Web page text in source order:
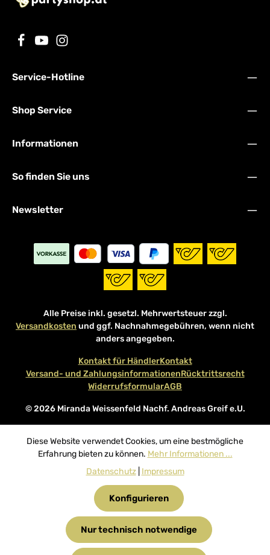
Service-Hotline
Shop Service
Informationen
So finden Sie uns
Newsletter
Alle Preise inkl. gesetzl. Mehrwertsteuer zzgl.
Versandkosten und ggf. Nachnahmegebühren, wenn nicht
anders angegeben.
© 2026 Miranda Weissenfeld Nachf. Andreas Greif e.U.
Kontakt für HändlerKontakt
Versand- und ZahlungsinformationenRücktrittsrecht
WiderrufsformularAGB
Diese Website verwendet Cookies, um eine bestmögliche
Erfahrung bieten zu können. Mehr Informationen ...
Datenschutz| Impressum
Nur technisch notwendige
Konfigurieren